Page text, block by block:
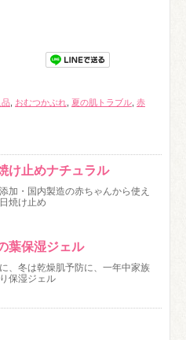
品 おむつかぶれ 夏の肌トラブル 赤
け止めナチュラル
加・国内製造の赤ちゃんから使え
焼け止め
葉保湿ジェル
、冬は乾燥肌予防に、一年中家族
保湿ジェル